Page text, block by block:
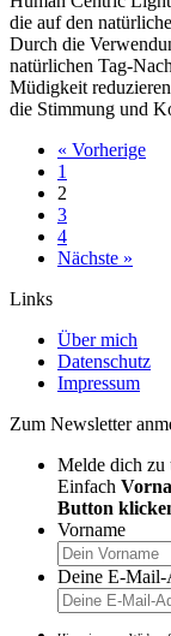
die auf den
Durch die
natürlichen Tag-
Müdigkeit
die Stimmung und
« Vorherige
1
2
3
4
Nächste »
Links
Über mich
Datenschutz
Impressum
Zum Newsletter
Melde dich zu
Einfach
Button
Vorname
Deine E-Mail-